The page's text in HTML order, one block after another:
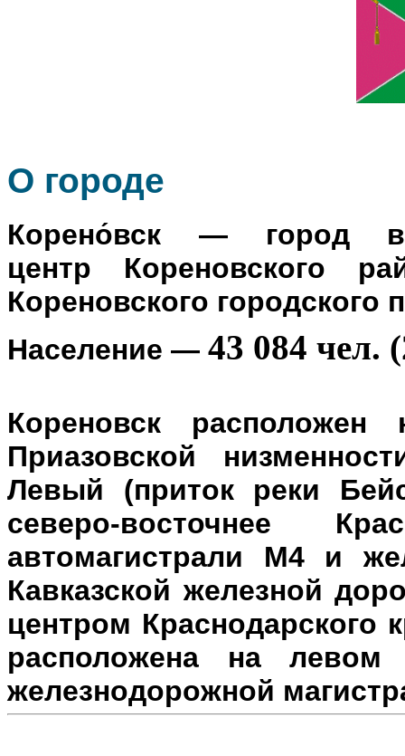
О городе
Корено́вск — город в
центр Кореновского
Кореновского городского
Население — 43 084 чел.
Кореновск
Приазовской
Левый (приток реки
северо-восточнее
автомагистрали М4 и
Кавказской железной
центром Краснодарского
расположена на левом
железнодорожной